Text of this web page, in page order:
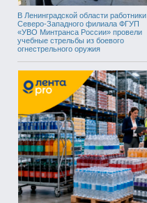
В Ленинградской области работники
Северо-Западного филиала ФГУП
«УВО Минтранса России» провели
учебные стрельбы из боевого
огнестрельного оружия